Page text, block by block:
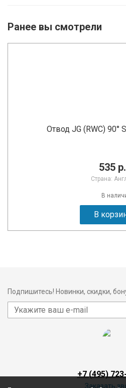
Ранее вы смотрели
Отвод JG (RWC) 90°
535 р.
Страна:
В
В
Подпишитесь! Новинки, скидки,
+7 (495)
Заказать